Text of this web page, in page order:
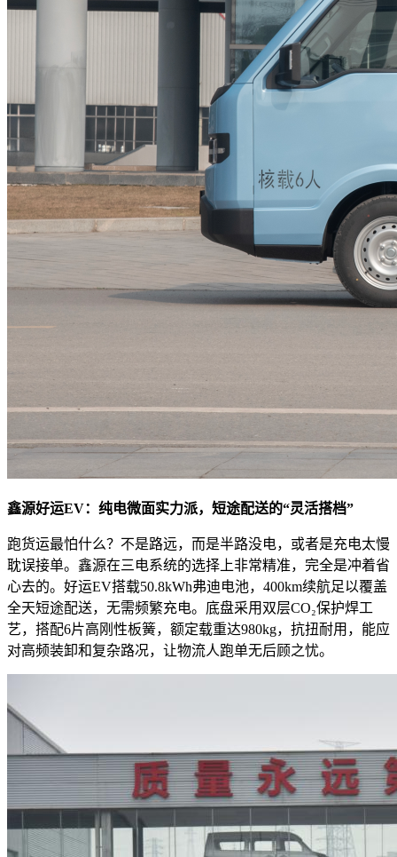
鑫源好运EV：纯电微面实力派，短途配送的“灵活搭档”
跑货运最怕什么？不是路远，而是半路没电，或者是充电太慢
耽误接单。鑫源在三电系统的选择上非常精准，完全是冲着省
心去的。好运EV搭载50.8kWh弗迪电池，400km续航足以覆盖
全天短途配送，无需频繁充电。底盘采用双层CO₂保护焊工
艺，搭配6片高刚性板簧，额定载重达980kg，抗扭耐用，能应
对高频装卸和复杂路况，让物流人跑单无后顾之忧。